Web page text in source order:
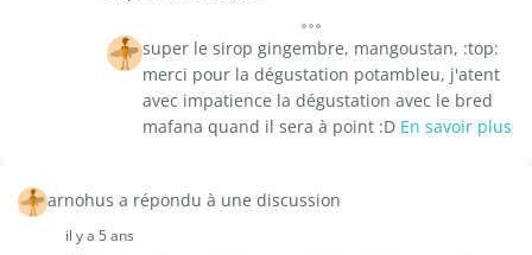
super le sirop gingembre, mangoustan, :top:
merci pour la dégustation potambleu, j'atent
avec impatience la dégustation avec le bred
mafana quand il sera à point :D En savoir plus
arnohus a répondu à une discussion
il y a 5 ans